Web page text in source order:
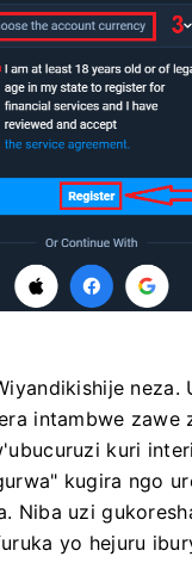
neza.
intambwe zawe
kuri
kugira ngo
Niba uzi
yo hejuru